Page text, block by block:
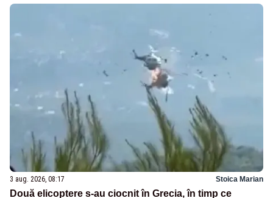
3 aug. 2026, 08:17 Stoica Marian
Două elicoptere s-au ciocnit în Grecia, în timp ce